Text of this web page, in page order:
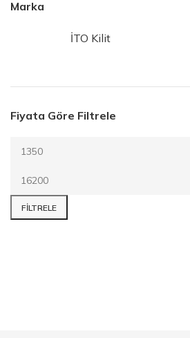
Marka
İTO Kilit
Fiyata Göre Filtrele
FILTRELE